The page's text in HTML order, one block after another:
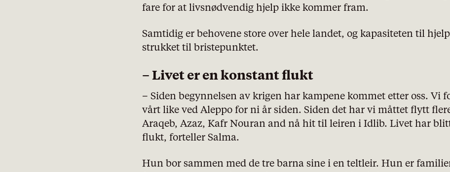
fare for at livsnødvendig hjelp ikke kommer fram.
Samtidig er behovene store over hele landet, og kapasiteten til
strukket til bristepunktet.
– Livet er en konstant flukt
– Siden begynnelsen av krigen har kampene kommet etter oss. Vi
vårt like ved Aleppo for ni år siden. Siden det har vi måttet flytt
Araqeb, Azaz, Kafr Nouran and nå hit til leiren i Idlib. Livet har
flukt, forteller Salma.
Hun bor sammen med de tre barna sine i en teltleir. Hun er